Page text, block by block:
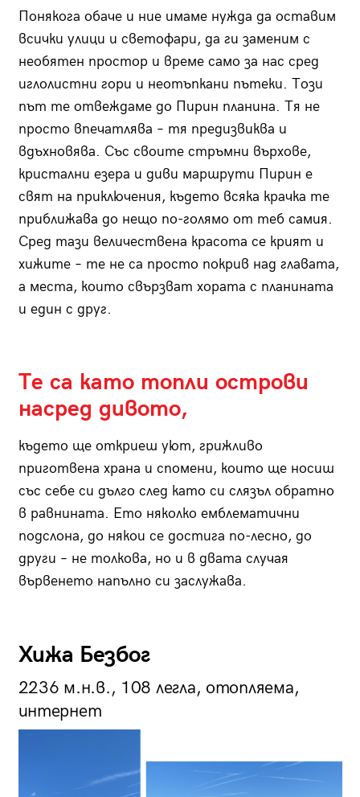
Понякога обаче и ние имаме нужда да оставим
всички улици и светофари, да ги заменим с
необятен простор и време само за нас сред
иглолистни гори и неотъпкани пътеки. Този
път те отвеждаме до Пирин планина. Тя не
просто впечатлява – тя предизвиква и
вдъхновява. Със своите стръмни върхове,
кристални езера и диви маршрути Пирин е
свят на приключения, където всяка крачка те
приближава до нещо по-голямо от теб самия.
Сред тази величествена красота се крият и
хижите – те не са просто покрив над главата,
а места, които свързват хората с планината
и един с друг.
Те са като топли острови
насред дивото,
където ще откриеш уют, грижливо
приготвена храна и спомени, които ще носиш
със себе си дълго след като си слязъл обратно
в равнината. Ето няколко емблематични
подслона, до някои се достига по-лесно, до
други – не толкова, но и в двата случая
вървенето напълно си заслужава.
Хижа Безбог
2236 м.н.в., 108 легла, отопляема,
интернет